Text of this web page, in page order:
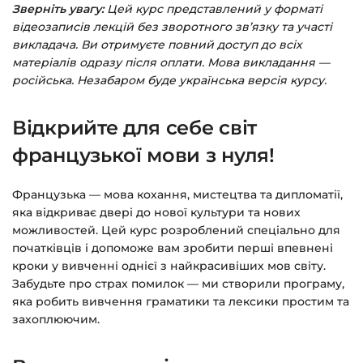
Заповніть всі поля (пошта та пароль).
Оплатіть зручним способом (більше 8
способів оплати).
Натисніть її — і відкриється сторінка з
курсами.
на email.
Доступ до курсів: без обмежень за часом.
Детальніше про оплату та безпеку — у довідці
>>>
Зверніть увагу:Цей курс представлений у форматі
відеозаписів лекцій без зворотного зв’язку та участі
викладача. Ви отримуєте повний доступ до всіх
матеріалів одразу після оплати. Мова викладання —
російська. Незабаром буде українська версія курсу.
Відкрийте для себе світ
французької мови з нуля!
Французька — мова кохання, мистецтва та дипломатії,
яка відкриває двері до нової культури та нових
можливостей. Цей курс розроблений спеціально для
початківців і допоможе вам зробити перші впевнені
кроки у вивченні однієї з найкрасивіших мов світу.
Забудьте про страх помилок — ми створили програму,
яка робить вивчення граматики та лексики простим та
захоплюючим.